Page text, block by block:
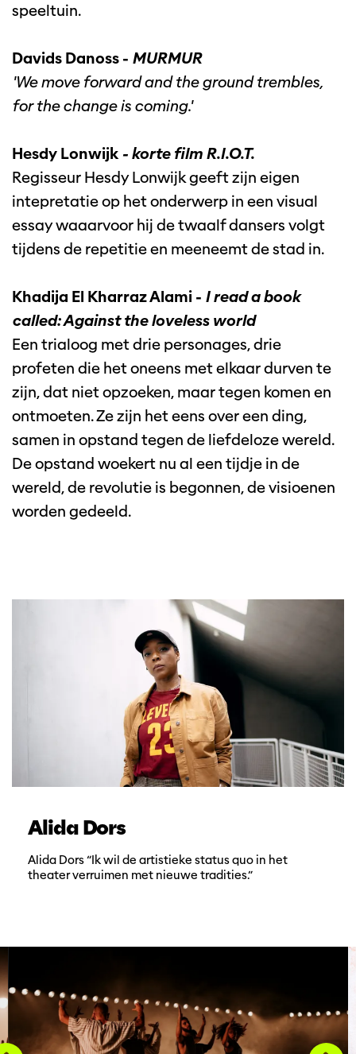
speeltuin.
Davids Danoss - MURMUR
'We move forward and the ground trembles,
for the change is coming.'
Hesdy Lonwijk - korte film R.I.O.T.
Regisseur Hesdy Lonwijk geeft zijn eigen
intepretatie op het onderwerp in een visual
essay waaarvoor hij de twaalf dansers volgt
tijdens de repetitie en meeneemt de stad in.
Khadija El Kharraz Alami - I read a book
called: Against the loveless world
Een trialoog met drie personages, drie
profeten die het oneens met elkaar durven te
zijn, dat niet opzoeken, maar tegen komen en
ontmoeten. Ze zijn het eens over een ding,
samen in opstand tegen de liefdeloze wereld.
De opstand woekert nu al een tijdje in de
wereld, de revolutie is begonnen, de visioenen
worden gedeeld.
Alida Dors
Alida Dors “Ik wil de artistieke status quo in het
theater verruimen met nieuwe tradities.”